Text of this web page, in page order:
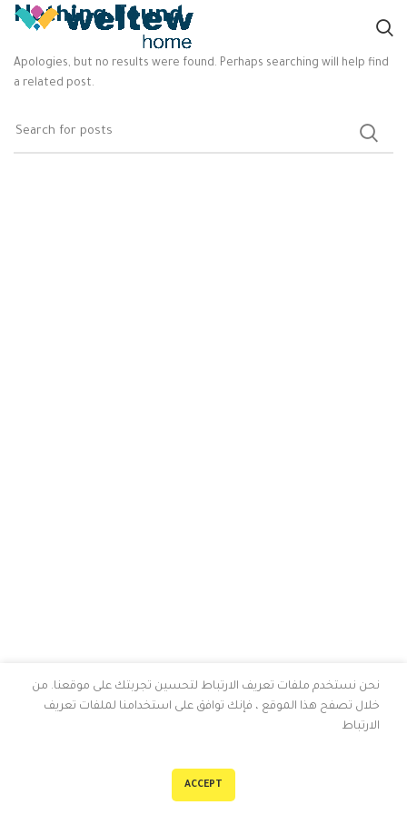
Nothing Found
Apologies, but no results were found. Perhaps searching will help find
a related post.
نحن نستخدم ملفات تعريف الارتباط لتحسين تجربتك على موقعنا. من
خلال تصفح هذا الموقع ، فإنك توافق على استخدامنا لملفات تعريف
الارتباط
ACCEPT
0